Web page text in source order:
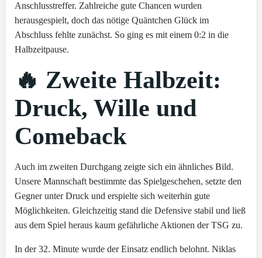
Anschlusstreffer. Zahlreiche gute Chancen wurden
herausgespielt, doch das nötige Quäntchen Glück im
Abschluss fehlte zunächst. So ging es mit einem 0:2 in die
Halbzeitpause.
🔥 Zweite Halbzeit:
Druck, Wille und
Comeback
Auch im zweiten Durchgang zeigte sich ein ähnliches Bild.
Unsere Mannschaft bestimmte das Spielgeschehen, setzte den
Gegner unter Druck und erspielte sich weiterhin gute
Möglichkeiten. Gleichzeitig stand die Defensive stabil und ließ
aus dem Spiel heraus kaum gefährliche Aktionen der TSG zu.
In der 32. Minute wurde der Einsatz endlich belohnt. Niklas